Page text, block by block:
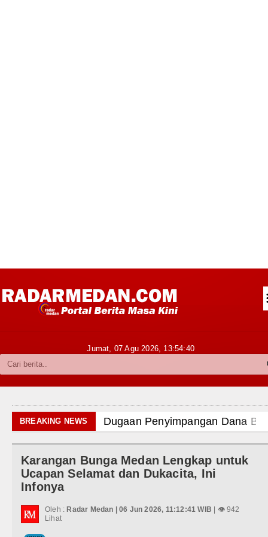
Kabupaten Karo
Politik
Hiburan
Olahraga
Jumat, 07 Agu 2026, 13:54:41
BREAKING NEWS
Dugaan Penyimpangan Dana BOS TA 2025, Jurnalis
Risiko Tertular HIV/AIDS Melalui Hubungan Seksual
Bertekad Pulang Mantan PM Bangladesh Sheikh
PSG vs Manchester United Laga Persahabatan di
Juventus vs Inter Milan Persahabatan di Optus
Karangan Bunga Medan Lengkap untuk
Ucapan Selamat dan Dukacita, Ini
Infonya
Oleh : Radar Medan | 06 Jun 2026, 11:12:41 WIB | 👁 942
Lihat